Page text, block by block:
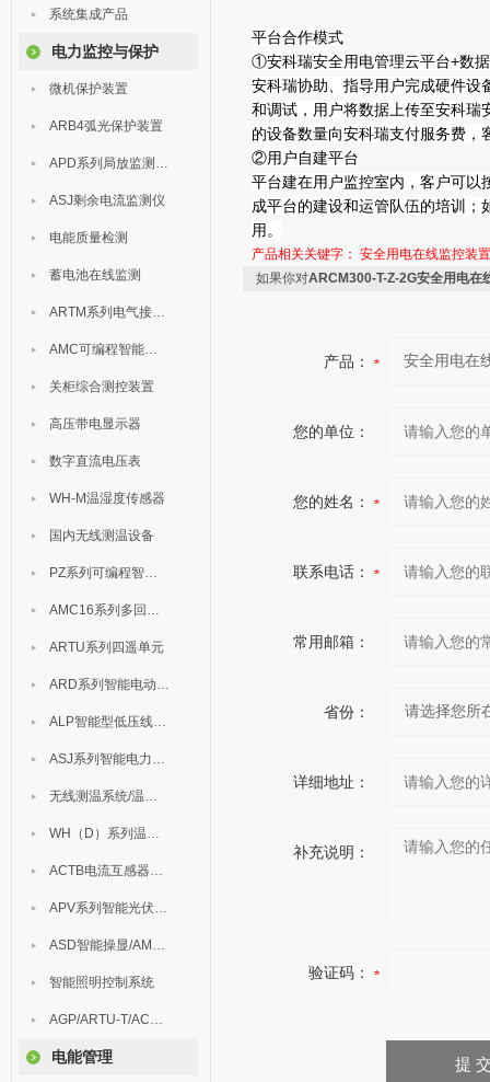
系统集成产品
电力监控与保护
微机保护装置
ARB4弧光保护装置
APD系列局放监测装置
ASJ剩余电流监测仪
电能质量检测
蓄电池在线监测
ARTM系列电气接点测温装置
AMC可编程智能电测表
关柜综合测控装置
高压带电显示器
数字直流电压表
WH-M温湿度传感器
国内无线测温设备
PZ系列可编程智能表
AMC16系列多回路监控装置
ARTU系列四遥单元
ARD系列智能电动机保护器
ALP智能型低压线路保护装置
ASJ系列智能电力继电器
无线测温系统/温度巡检
WH（D）系列温湿度控制器
ACTB电流互感器过电压保护器
APV系列智能光伏汇流箱
ASD智能操显/AM中压保护
智能照明控制系统
AGP/ARTU-T/ACM/ADDC
电能管理
平台合作模式
①安科瑞安全用电管理云平台+数
安科瑞协助、指导用户完成硬件设
和调试，用户将数据上传至安科瑞
的设备数量向安科瑞支付服务费，
②用户自建平台
平台建在用户监控室内，客户可以
成平台的建设和运管队伍的培训；
用。
产品相关关键字： 安全用电在线监控装置
如果你对ARCM300-T-Z-2G安全用电在
产品：
您的单位：
您的姓名：
联系电话：
常用邮箱：
省份：
详细地址：
补充说明：
验证码：